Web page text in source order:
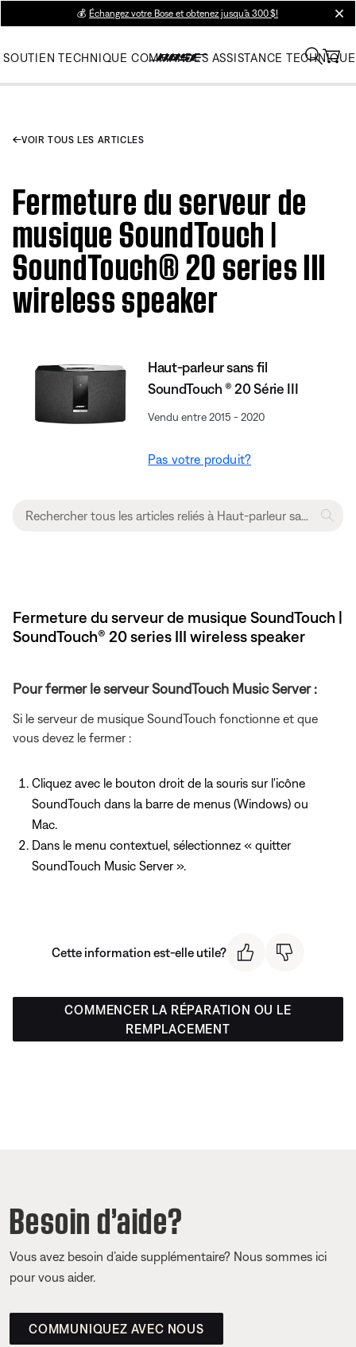
💰 Échangez votre Bose et obtenez jusqu’à 300 $!
SOUTIEN TECHNIQUE COMMANDES ASSISTANCE TECHNIQUE
VOIR TOUS LES ARTICLES
Fermeture du serveur de
musique SoundTouch |
SoundTouch® 20 series III
wireless speaker
Haut-parleur sans fil
SoundTouch ® 20 Série III
Vendu entre 2015 - 2020
Pas votre produit?
Fermeture du serveur de musique SoundTouch |
SoundTouch® 20 series III wireless speaker
Pour fermer le serveur SoundTouch Music Server :
Si le serveur de musique SoundTouch fonctionne et que
vous devez le fermer :
Cliquez avec le bouton droit de la souris sur l'icône
SoundTouch dans la barre de menus (Windows) ou
Mac.
Dans le menu contextuel, sélectionnez « quitter
SoundTouch Music Server ».
Cette information est-elle utile?
COMMENCER LA RÉPARATION OU LE
REMPLACEMENT
Besoin d’aide?
Vous avez besoin d’aide supplémentaire? Nous sommes ici
pour vous aider.
COMMUNIQUEZ AVEC NOUS